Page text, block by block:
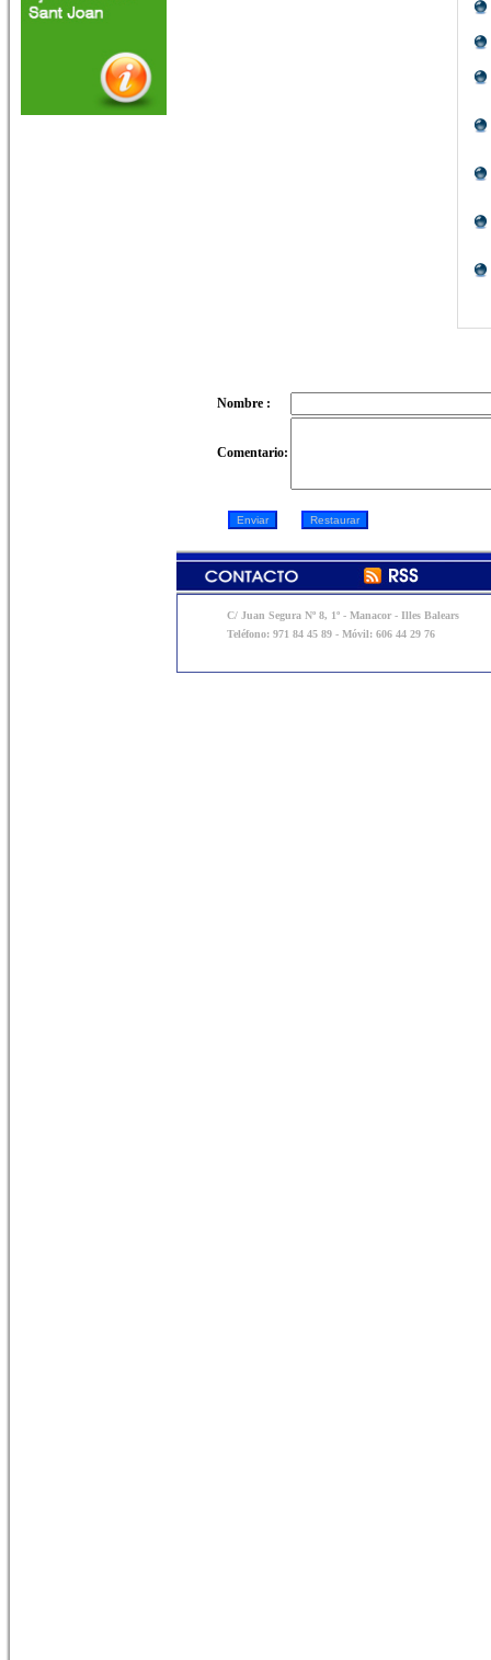
Nombre :
Comentario:
C/ Juan Segura Nº 8, 1º - Manacor - Illes Balears
Teléfono: 971 84 45 89 - Móvil: 606 44 29 76